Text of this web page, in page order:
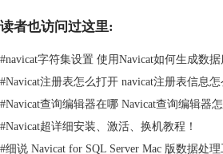
) RETURNS void;
对应只有一个默认编码。
关于 Navicat for PostgreSQL 的更多相关教程
读者也访问过这里:
#navicat字符集设置 使用Navicat如何生成数
#Navicat注册表怎么打开 navicat注册表信息
#Navicat查询编辑器在哪 Navicat查询编辑器
#Navicat超详细安装、激活、换机教程！
#细说 Navicat for SQL Server Mac 版数据处